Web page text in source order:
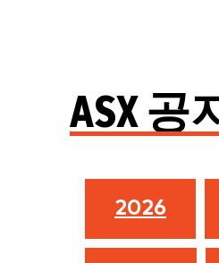
ASX 공
2026